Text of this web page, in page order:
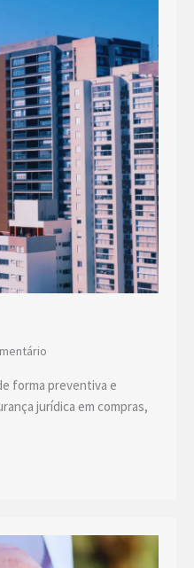
forma preventiva e
jurídica em compras,